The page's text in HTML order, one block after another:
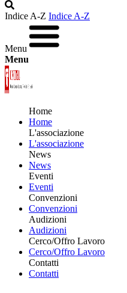
Indice A-Z Indice A-Z
Menu
Menu
Home
Home
L'associazione
L'associazione
News
News
Eventi
Eventi
Convenzioni
Convenzioni
Audizioni
Audizioni
Cerco/Offro Lavoro
Cerco/Offro Lavoro
Contatti
Contatti